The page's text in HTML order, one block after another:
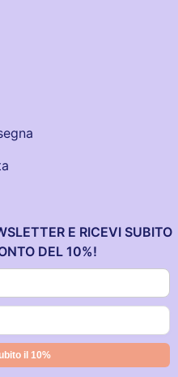
E RICEVI SUBITO
DEL 10%!